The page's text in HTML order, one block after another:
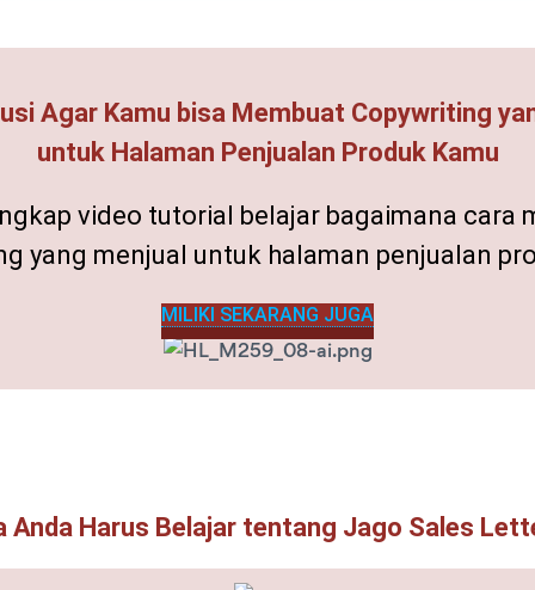
Agar Kamu bisa Membuat Copywriting
untuk Halaman Penjualan Produk Kamu
video tutorial belajar bagaimana cara
yang menjual untuk halaman penjualan
MILIKI SEKARANG JUGA
Anda Harus Belajar tentang Jago Sales